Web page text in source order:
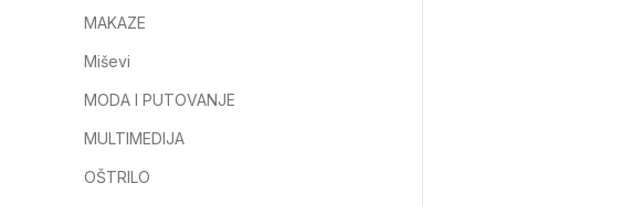
MAKAZE
Miševi
MODA I PUTOVANJE
MULTIMEDIJA
OŠTRILO